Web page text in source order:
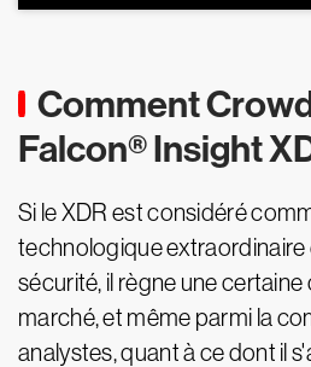
Comment
Falcon® Insight
Si le XDR est considéré
technologique extraordinaire
sécurité, il règne une
marché, et même parmi la
analystes, quant à ce dont il